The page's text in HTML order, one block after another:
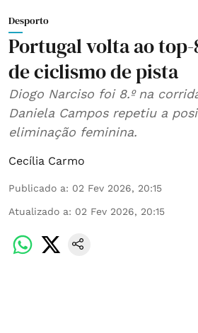
Desporto
Portugal volta ao
de ciclismo de pista
Diogo Narciso foi 8.º na
Daniela Campos repetiu a
eliminação feminina.
Cecília Carmo
Publicado a: 02 Fev 2026, 20:15
Atualizado a: 02 Fev 2026, 20:15